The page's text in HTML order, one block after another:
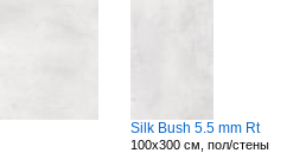
Silk Bush 5.5 mm Rt
100x300 см, пол/стены